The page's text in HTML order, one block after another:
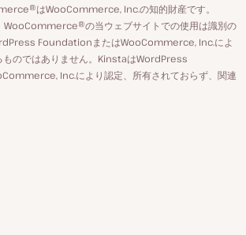
ウ
ン
ト
ジ
はWooCommerce, Inc.の知的財産です。
の当ウェブサイトでの使用は識別の
FoundationまたはWooCommerce, Inc.によ
ものではありません。KinstaはWordPress
Inc.により認定、所有されておらず、関連